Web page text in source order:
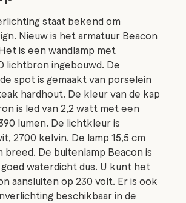
staat bekend om
Nieuw is het armatuur Beacon
is een wandlamp met
lichtbron ingebouwd. De
spot is gemaakt van porselein
hardhout. De kleur van de kap
is led van 2,2 watt met een
lumen. De lichtkleur is
2700 kelvin. De lamp 15,5 cm
breed. De buitenlamp Beacon is
waterdicht dus. U kunt het
aansluiten op 230 volt. Er is ook
beschikbaar in de